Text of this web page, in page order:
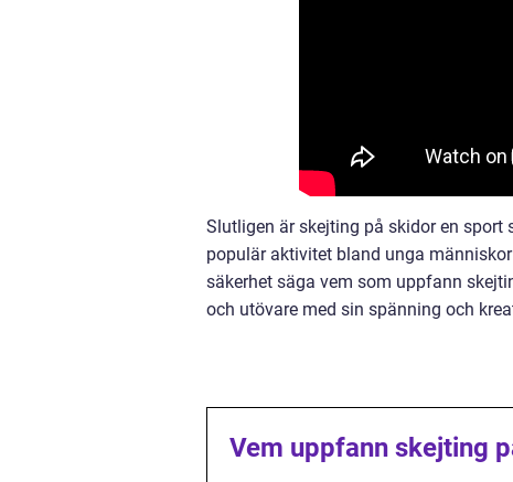
Slutligen är skejting på skidor en
populär aktivitet bland unga
säkerhet säga vem som uppfann
och utövare med sin spänning och
Vem uppfann skejting